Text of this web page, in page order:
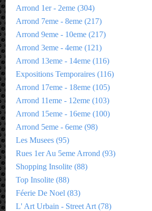
Arrond 1er - 2eme (304)
Arrond 7eme - 8eme (217)
Arrond 9eme - 10eme (217)
Arrond 3eme - 4eme (121)
Arrond 13eme - 14eme (116)
Expositions Temporaires (116)
Arrond 17eme - 18eme (105)
Arrond 11eme - 12eme (103)
Arrond 15eme - 16eme (100)
Arrond 5eme - 6eme (98)
Les Musees (95)
Rues 1er Au 5eme Arrond (93)
Shopping Insolite (88)
Top Insolite (88)
Féerie De Noel (83)
L' Art Urbain - Street Art (78)